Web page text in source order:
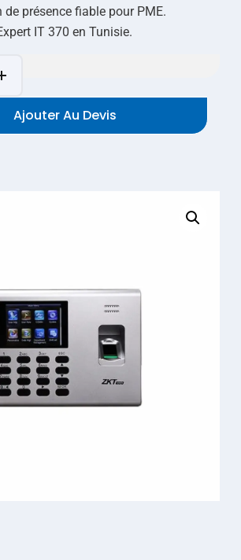
de présence fiable pour PME.
IT 370 en Tunisie.
Ajouter Au Devis